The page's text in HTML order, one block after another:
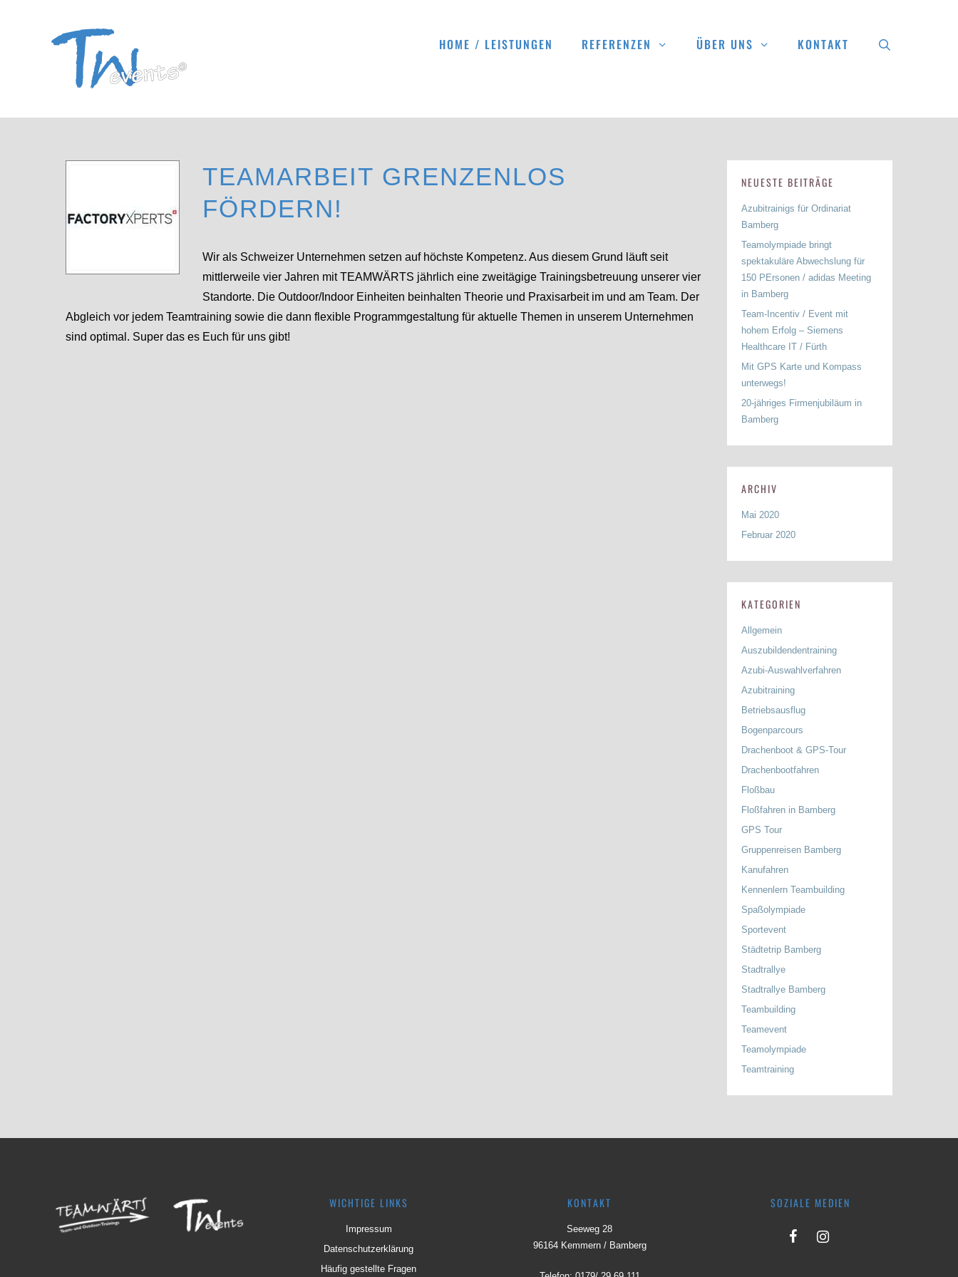
HOME / LEISTUNGEN REFERENZEN ÜBER UNS KONTAKT
TEAMARBEIT GRENZENLOS
FÖRDERN!
Wir als Schweizer Unternehmen setzen auf höchste Kompetenz. Aus diesem Grund läuft seit
mittlerweile vier Jahren mit TEAMWÄRTS jährlich eine zweitägige Trainingsbetreuung unserer vier
Standorte. Die Outdoor/Indoor Einheiten beinhalten Theorie und Praxisarbeit im und am Team. Der
Abgleich vor jedem Teamtraining sowie die dann flexible Programmgestaltung für aktuelle Themen in unserem Unternehmen
sind optimal. Super das es Euch für uns gibt!
NEUESTE BEITRÄGE
Azubitrainigs für Ordinariat
Bamberg
Teamolympiade bringt
spektakuläre Abwechslung für
150 PErsonen / adidas Meeting
in Bamberg
Team-Incentiv / Event mit
hohem Erfolg – Siemens
Healthcare IT / Fürth
Mit GPS Karte und Kompass
unterwegs!
20-jähriges Firmenjubiläum in
Bamberg
ARCHIV
Mai 2020
Februar 2020
KATEGORIEN
Allgemein
Auszubildendentraining
Azubi-Auswahlverfahren
Azubitraining
Betriebsausflug
Bogenparcours
Drachenboot & GPS-Tour
Drachenbootfahren
Floßbau
Floßfahren in Bamberg
GPS Tour
Gruppenreisen Bamberg
Kanufahren
Kennenlern Teambuilding
Spaßolympiade
Sportevent
Städtetrip Bamberg
Stadtrallye
Stadtrallye Bamberg
Teambuilding
Teamevent
Teamolympiade
Teamtraining
WICHTIGE LINKS
Impressum
Datenschutzerklärung
Häufig gestellte Fragen
KONTAKT
Seeweg 28
96164 Kemmern / Bamberg
SOZIALE MEDIEN